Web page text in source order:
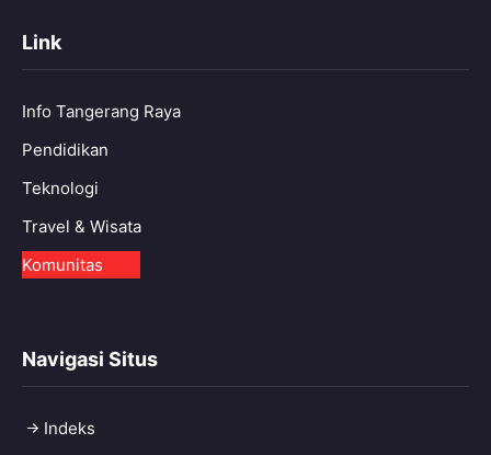
Link
Info Tangerang Raya
Pendidikan
Teknologi
Travel & Wisata
Komunitas
Navigasi Situs
Indeks